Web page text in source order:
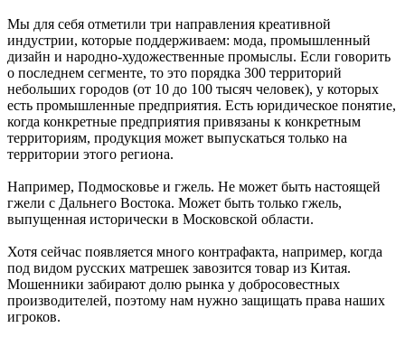
Мы для себя отметили три направления креативной
индустрии, которые поддерживаем: мода, промышленный
дизайн и народно-художественные промыслы. Если говорить
о последнем сегменте, то это порядка 300 территорий
небольших городов (от 10 до 100 тысяч человек), у которых
есть промышленные предприятия. Есть юридическое понятие,
когда конкретные предприятия привязаны к конкретным
территориям, продукция может выпускаться только на
территории этого региона.
Например, Подмосковье и гжель. Не может быть настоящей
гжели с Дальнего Востока. Может быть только гжель,
выпущенная исторически в Московской области.
Хотя сейчас появляется много контрафакта, например, когда
под видом русских матрешек завозится товар из Китая.
Мошенники забирают долю рынка у добросовестных
производителей, поэтому нам нужно защищать права наших
игроков.